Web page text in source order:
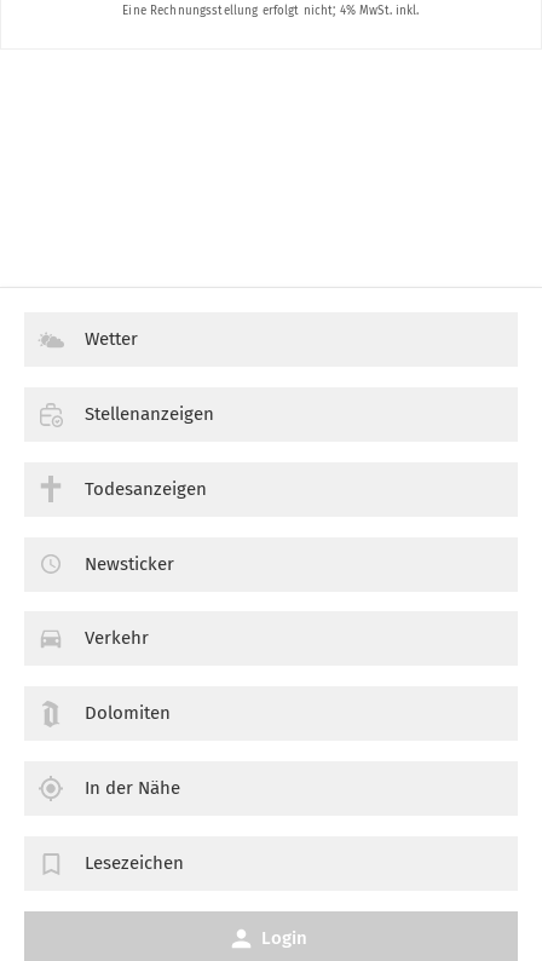
Wetter
Stellenanzeigen
Todesanzeigen
Newsticker
Verkehr
Dolomiten
In der Nähe
Lesezeichen
Login